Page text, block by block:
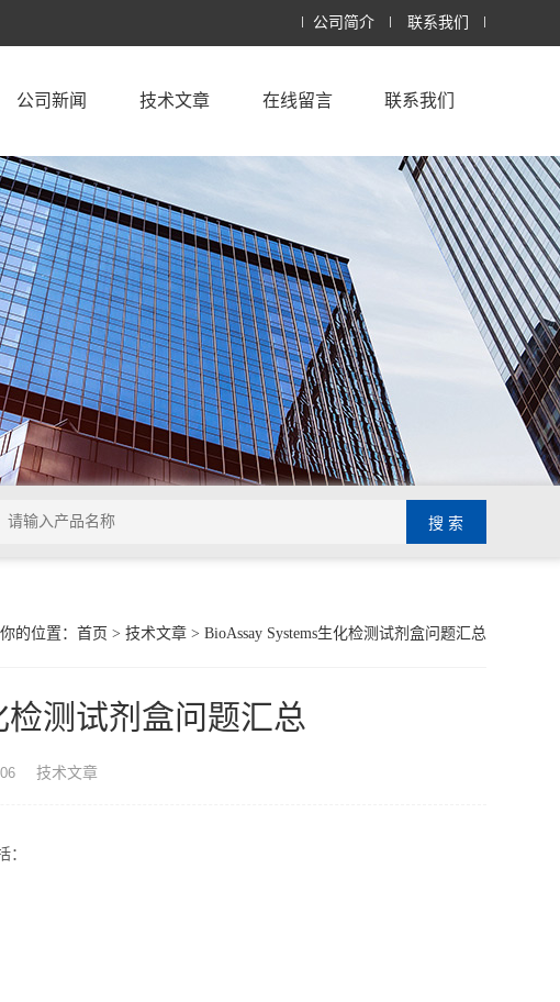
公司简介 联系我们
公司新闻 技术文章 在线留言 联系我们
你的位置： 首页 > 技术文章> BioAssay Systems生化检测试剂盒问题汇总
测试剂盒问题汇总
技术文章
：